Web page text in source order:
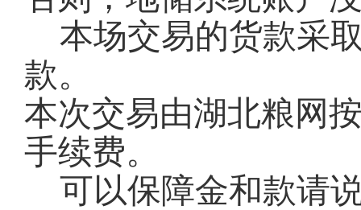
本场交易的货款采
款。
本次交易由湖北粮网
手续费。
可以保障金和款请